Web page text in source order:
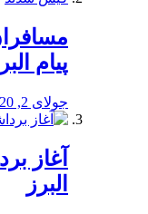
پیام
جولای 2, 2020
آغاز
البرز